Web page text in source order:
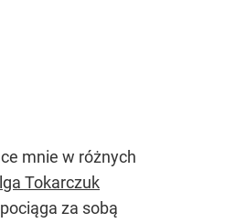
mnie w różnych
Tokarczuk
za sobą